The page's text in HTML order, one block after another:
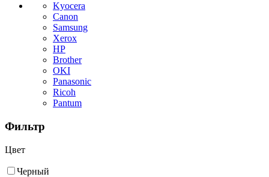
Kyocera
Canon
Samsung
Xerox
HP
Brother
OKI
Panasonic
Ricoh
Pantum
Фильтр
Цвет
Черный